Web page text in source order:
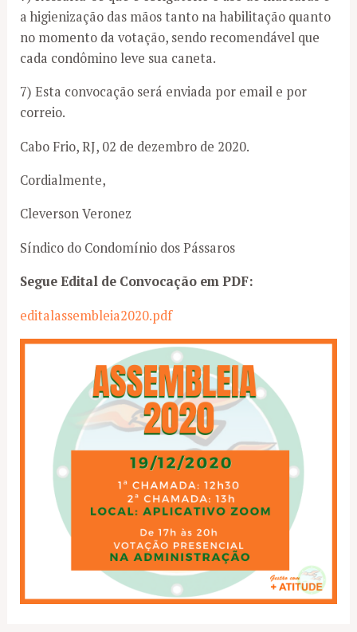
a higienização das mãos tanto na habilitação quanto
no momento da votação, sendo recomendável que
cada condômino leve sua caneta.
7) Esta convocação será enviada por email e por
correio.
Cabo Frio, RJ, 02 de dezembro de 2020.
Cordialmente,
Cleverson Veronez
Síndico do Condomínio dos Pássaros
Segue Edital de Convocação em PDF:
editalassembleia2020.pdf